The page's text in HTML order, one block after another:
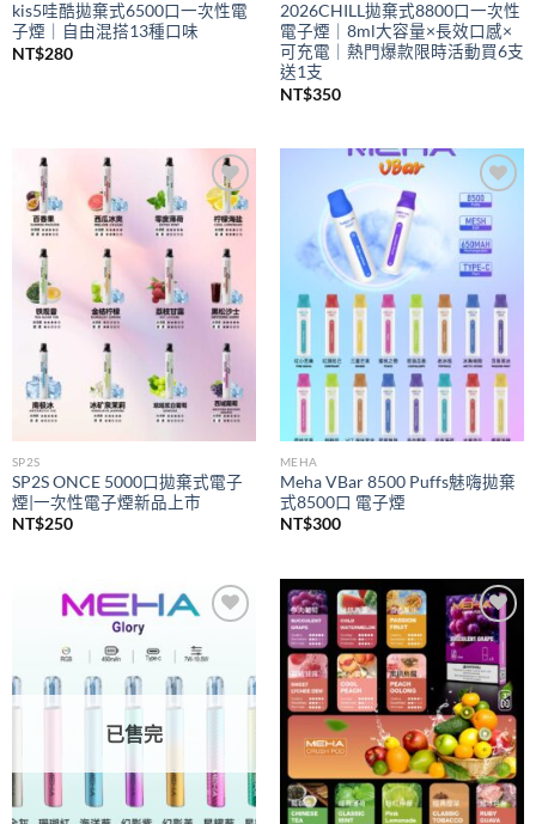
kis5哇酷拋棄式6500口一次性電
子煙｜自由混搭13種口味
NT$280
2026CHILL拋棄式8800口一次性
電子煙｜8ml大容量×長效口感×
可充電｜熱門爆款限時活動買6支
送1支
NT$350
Add to
wishlist
SP2S
SP2S ONCE 5000口拋棄式電子
煙|一次性電子煙新品上市
NT$250
Add to
wishlist
MEHA
Meha VBar 8500 Puffs魅嗨拋棄
式8500口 電子煙
NT$300
wishlist
已售完
Add to
wishlist